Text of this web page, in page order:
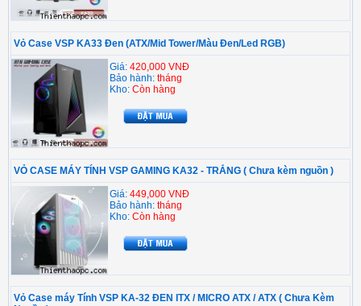
Vỏ Case VSP KA33 Đen (ATX/Mid Tower/Màu Đen/Led RGB)
Giá: 420,000 VNĐ
Bảo hành: tháng
Kho: Còn hàng
VỎ CASE MÁY TÍNH VSP GAMING KA32 - TRẮNG ( Chưa kèm nguồn )
Giá: 449,000 VNĐ
Bảo hành: tháng
Kho: Còn hàng
Vỏ Case máy Tính VSP KA-32 ĐEN ITX / MICRO ATX / ATX ( Chưa Kèm